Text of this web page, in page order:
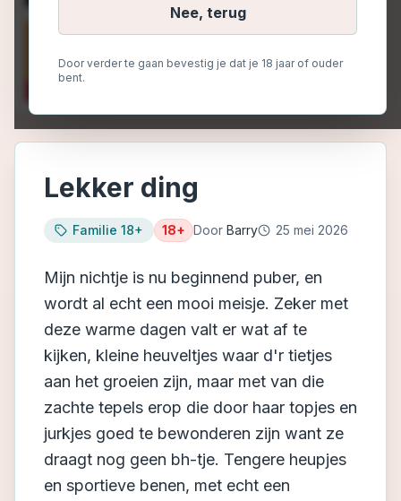
Nee, terug
Door verder te gaan bevestig je dat je 18 jaar of ouder
bent.
Lekker ding
Familie 18+ 18+ Door Barry 25 mei 2026
Mijn nichtje is nu beginnend puber, en
wordt al echt een mooi meisje. Zeker met
deze warme dagen valt er wat af te
kijken, kleine heuveltjes waar d'r tietjes
aan het groeien zijn, maar met van die
zachte tepels erop die door haar topjes en
jurkjes goed te bewonderen zijn want ze
draagt nog geen bh-tje. Tengere heupjes
en sportieve benen, met echt een